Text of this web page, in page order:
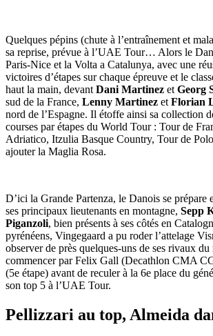
Quelques pépins (chute à l’entraînement et
sa reprise, prévue à l’UAE Tour… Alors le
Paris-Nice et la Volta a Catalunya, avec une
victoires d’étapes sur chaque épreuve et le
haut la main, devantDani Martinez etGeorg
sud de la France, Lenny Martinez etFlorian
nord de l’Espagne. Il étoffe ainsi sa collection
courses par étapes du World Tour : Tour de
Adriatico, Itzulia Basque Country, Tour de
ajouter la Maglia Rosa.
D’ici la Grande Partenza, le Danois se prépare
ses principaux lieutenants en montagne, Sepp
Piganzoli, bien présents à ses côtés en
pyrénéens, Vingegaard a pu roder l’attelage
observer de près quelques-uns de ses rivaux
commencer par Felix Gall (Decathlon CMA
(5e étape) avant de reculer à la 6e place du
son top 5 à l’UAE Tour.
Pellizzari au top, Almeida